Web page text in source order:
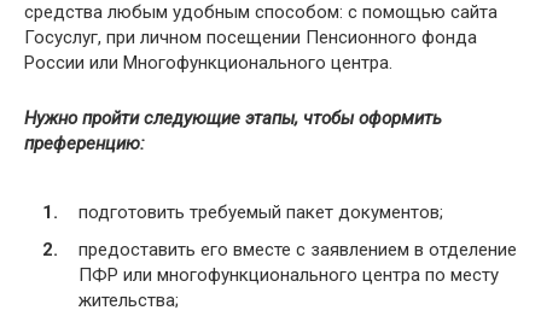
средства любым удобным способом: с помощью сайта
Госуслуг, при личном посещении Пенсионного фонда
России или Многофункционального центра.
Нужно пройти следующие этапы, чтобы оформить
преференцию:
подготовить требуемый пакет документов;
предоставить его вместе с заявлением в отделение
ПФР или многофункционального центра по месту
жительства;